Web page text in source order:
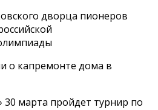
дворца пионеров
о капремонте дома в
марта пройдет турнир по